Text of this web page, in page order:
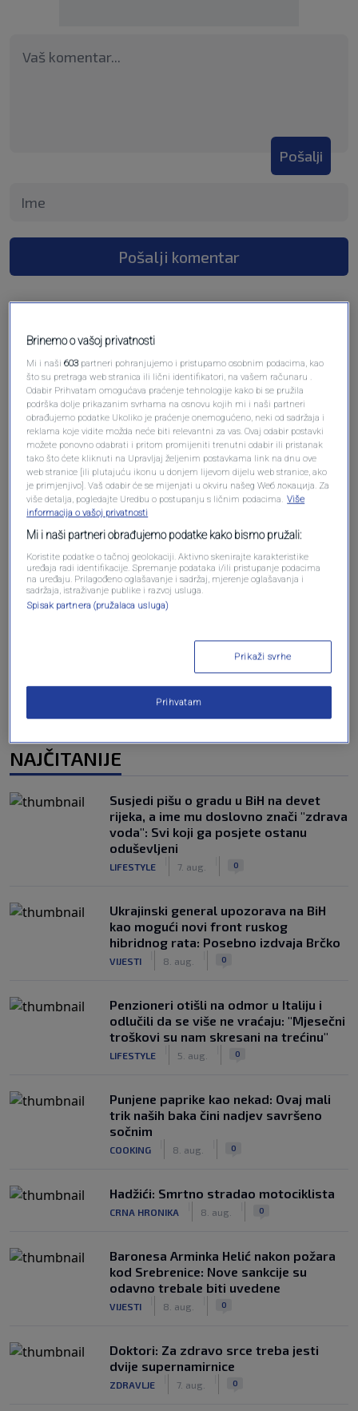
Pošalji
Pošalji komentar
Oglas
NAJČITANIJE
Susjedi pišu o gradu u BiH na devet
rijeka, a ime mu doslovno znači "zdrava
voda": Svi koji ga posjete ostanu
oduševljeni
LIFESTYLE 7. aug. 0
Ukrajinski general upozorava na BiH
kao mogući novi front ruskog
hibridnog rata: Posebno izdvaja Brčko
VIJESTI 8. aug. 0
Penzioneri otišli na odmor u Italiju i
odlučili da se više ne vraćaju: "Mjesečni
troškovi su nam skresani na trećinu"
LIFESTYLE 5. aug. 0
Punjene paprike kao nekad: Ovaj mali
trik naših baka čini nadjev savršeno
sočnim
COOKING 8. aug. 0
Hadžići: Smrtno stradao motociklista
CRNA HRONIKA 8. aug. 0
Baronesa Arminka Helić nakon požara
kod Srebrenice: Nove sankcije su
odavno trebale biti uvedene
VIJESTI 8. aug. 0
Doktori: Za zdravo srce treba jesti
dvije supernamirnice
ZDRAVLJE 7. aug. 0
Brinemo o vašoj privatnosti
Mi i naši603 partneri pohranjujemo i pristupamo osobnim podacima, kao
što su pretraga web stranica ili lični identifikatori, na vašem računaru .
Odabir Prihvatam omogućava praćenje tehnologije kako bi se pružila
podrška dolje prikazanim svrhama na osnovu kojih mi i naši partneri
obrađujemo podatke Ukoliko je praćenje onemogućeno, neki od sadržaja i
reklama koje vidite možda neće biti relevantni za vas. Ovaj odabir postavki
možete ponovno odabrati i pritom promijeniti trenutni odabir ili pristanak
tako što ćete kliknuti na Upravljaj željenim postavkama link na dnu ove
web stranice [ili plutajuću ikonu u donjem lijevom dijelu web stranice, ako
je primjenjivo]. Vaš odabir će se mijenjati u okviru našeg Wеб локација. Za
više detalja, pogledajte Uredbu o postupanju s ličnim podacima. Više
informacija o vašoj privatnosti
Mi i naši partneri obrađujemo podatke kako bismo pružali:
Koristite podatke o tačnoj geolokaciji. Aktivno skenirajte karakteristike
uređaja radi identifikacije. Spremanje podataka i/ili pristupanje podacima
na uređaju. Prilagođeno oglašavanje i sadržaj, mjerenje oglašavanja i
sadržaja, istraživanje publike i razvoj usluga.
Spisak partnera (pružalaca usluga)
Prikaži svrhe
Prihvatam